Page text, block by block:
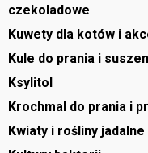
czekoladowe
Kuwety dla kotów i
Kule do prania i
Ksylitol
Krochmal do prania i
Kwiaty i rośliny jadalne